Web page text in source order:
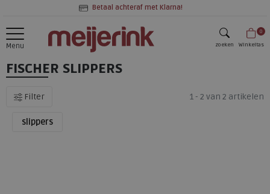
Betaal achteraf met Klarna!
Menu zoeken
0
Winkeltas
FISCHER SLIPPERS
Filter 1 - 2 van 2 artikelen
slippers